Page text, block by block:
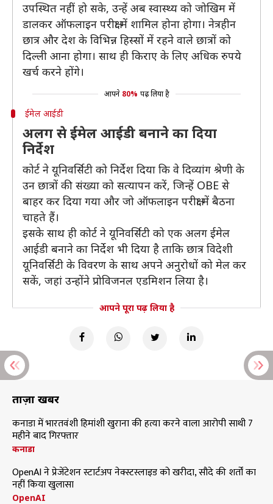
उपस्थित नहीं हो सके, उन्हें अब स्वास्थ्य को जोखिम में
डालकर ऑफलाइन परीक्षा में शामिल होना होगा। नेत्रहीन
छात्र और देश के विभिन्न हिस्सों में रहने वाले छात्रों को
दिल्ली आना होगा। साथ ही किराए के लिए अधिक रुपये
खर्च करने होंगे।
आपने 80% पढ़ लिया है
ईमेल आईडी
अलग से ईमेल आईडी बनाने का दिया
निर्देश
कोर्ट ने यूनिवर्सिटी को निर्देश दिया कि वे दिव्यांग श्रेणी के
उन छात्रों की संख्या को सत्यापन करें, जिन्हें OBE से
बाहर कर दिया गया और जो ऑफलाइन परीक्षा में बैठना
चाहते हैं।
इसके साथ ही कोर्ट ने यूनिवर्सिटी को एक अलग ईमेल
आईडी बनाने का निर्देश भी दिया है ताकि छात्र विदेशी
यूनिवर्सिटी के विवरण के साथ अपने अनुरोधों को मेल कर
सकें, जहां उन्होंने प्रोविजनल एडमिशन लिया है।
आपने पूरा पढ़ लिया है
ताज़ा खबरें
कनाडा में भारतवंशी हिमांशी खुराना की हत्या करने वाला आरोपी साथी 7
महीने बाद गिरफ्तार
कनाडा
OpenAI ने प्रेजेंटेशन स्टार्टअप नेक्स्टस्लाइड को खरीदा, सौदे की शर्तों का
नहीं किया खुलासा
OpenAI